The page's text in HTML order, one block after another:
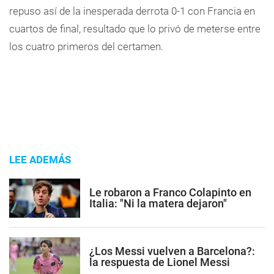
repuso así de la inesperada derrota 0-1 con Francia en
cuartos de final, resultado que lo privó de meterse entre
los cuatro primeros del certamen.
LEE ADEMÁS
Le robaron a Franco Colapinto en
Italia: "Ni la matera dejaron"
¿Los Messi vuelven a Barcelona?:
la respuesta de Lionel Messi